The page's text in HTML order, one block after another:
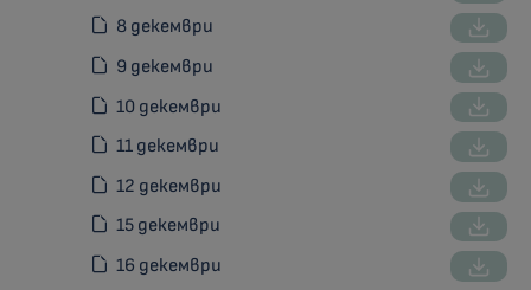
8 декември
9 декември
10 декември
11 декември
12 декември
15 декември
16 декември